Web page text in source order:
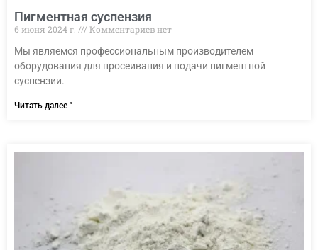
Пигментная суспензия
6 июня 2024 г.
Комментариев нет
Мы являемся профессиональным производителем
оборудования для просеивания и подачи пигментной
суспензии.
Читать далее "